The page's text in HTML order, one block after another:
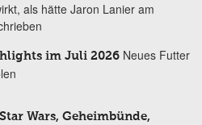
als hätte Jaron Lanier am
im Juli 2026 Neues Futter
Wars, Geheimbünde,